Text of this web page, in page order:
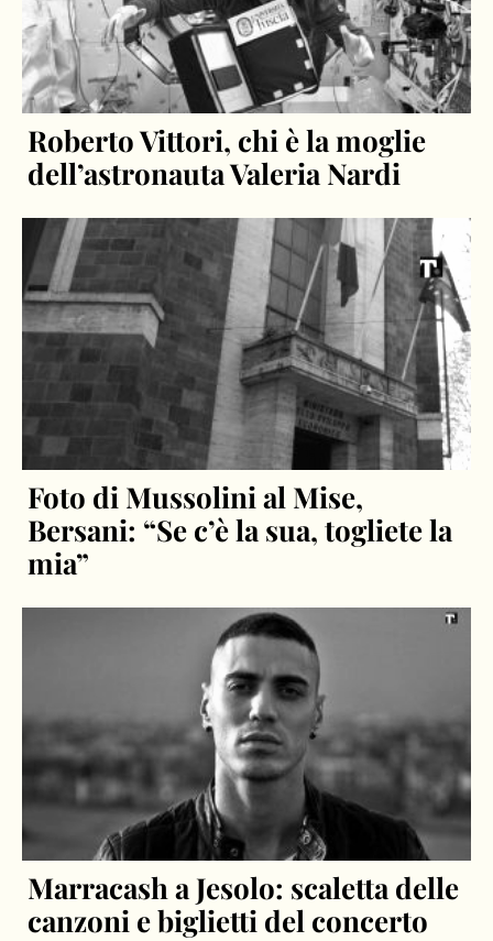
Roberto Vittori, chi è la moglie
dell’astronauta Valeria Nardi
Foto di Mussolini al Mise,
Bersani: “Se c’è la sua, togliete la
mia”
Marracash a Jesolo: scaletta delle
canzoni e biglietti del concerto